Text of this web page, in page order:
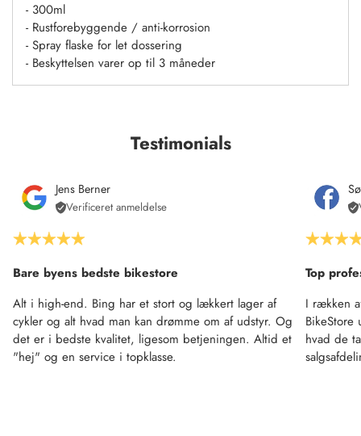
- 300ml
- Rustforebyggende / anti-korrosion
- Spray flaske for let dossering
- Beskyttelsen varer op til 3 måneder
Testimonials
Jens Berner
Verificeret anmeldelse
Bare byens bedste bikestore
Alt i high-end. Bing har et stort og lækkert lager af
cykler og alt hvad man kan drømme om af udstyr. Og
det er i bedste kvalitet, ligesom betjeningen. Altid et
"hej" og en service i topklasse.
Top
I rækken
hvad de